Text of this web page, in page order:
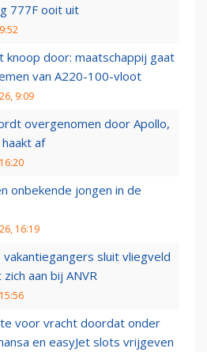
777F ooit uit
knoop door: maatschappij gaat
van A220-100-vloot
9:09
overgenomen door Apollo,
af
onbekende jongen in de
16:19
vakantiegangers sluit vliegveld
aan bij ANVR
voor vracht doordat onder
en easyJet slots vrijgeven